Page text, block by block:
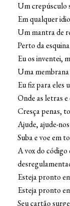
Um crepúsculo
Em qualquer
Um mantra de
Perto da
Eu os inventei,
Uma
Eu fiz para eles
Onde as letras
Cresça penas,
Ajude, ajude-
Suba e voe em
A vox do
Esteja pronto
Esteja pronto
Seu cartão